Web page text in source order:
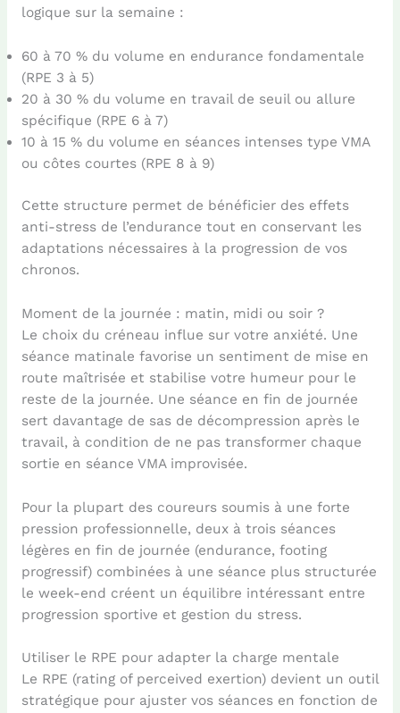
logique sur la semaine :
60 à 70 % du volume en endurance fondamentale
(RPE 3 à 5)
20 à 30 % du volume en travail de seuil ou allure
spécifique (RPE 6 à 7)
10 à 15 % du volume en séances intenses type VMA
ou côtes courtes (RPE 8 à 9)
Cette structure permet de bénéficier des effets
anti-stress de l’endurance tout en conservant les
adaptations nécessaires à la progression de vos
chronos.
Moment de la journée : matin, midi ou soir ?
Le choix du créneau influe sur votre anxiété. Une
séance matinale favorise un sentiment de mise en
route maîtrisée et stabilise votre humeur pour le
reste de la journée. Une séance en fin de journée
sert davantage de sas de décompression après le
travail, à condition de ne pas transformer chaque
sortie en séance VMA improvisée.
Pour la plupart des coureurs soumis à une forte
pression professionnelle, deux à trois séances
légères en fin de journée (endurance, footing
progressif) combinées à une séance plus structurée
le week-end créent un équilibre intéressant entre
progression sportive et gestion du stress.
Utiliser le RPE pour adapter la charge mentale
Le RPE (rating of perceived exertion) devient un outil
stratégique pour ajuster vos séances en fonction de